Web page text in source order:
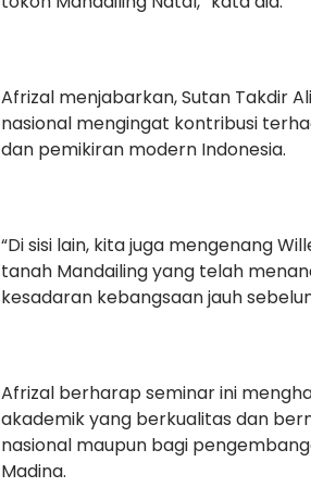
Afrizal menjabarkan, Sutan Takdir
nasional mengingat kontribusi
dan pemikiran modern Indonesia.
“Di sisi lain, kita juga mengenang
tanah Mandailing yang telah
kesadaran kebangsaan jauh
Afrizal berharap seminar ini
akademik yang berkualitas dan
nasional maupun bagi
Madina.